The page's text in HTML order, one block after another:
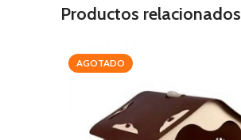
Productos relacionados
AGOTADO